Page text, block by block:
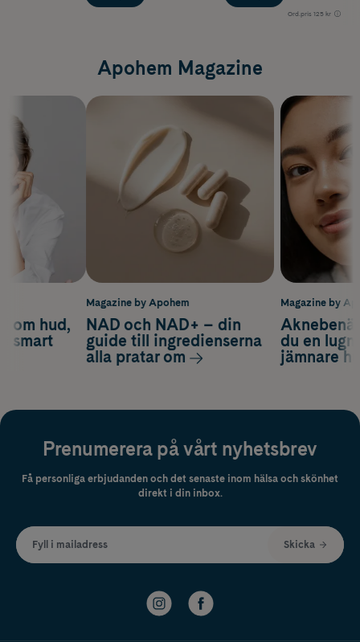
Ord.pris 125 kr
Apohem Magazine
Magazine by
du en
jämnare
om hud,
smart
Magazine by Apohem
NAD och NAD+ – din
guide till ingredienserna
alla pratar om
Prenumerera på vårt nyhetsbrev
Få personliga erbjudanden och det senaste inom hälsa och skönhet
direkt i din inbox.
Fyll i mailadress Skicka